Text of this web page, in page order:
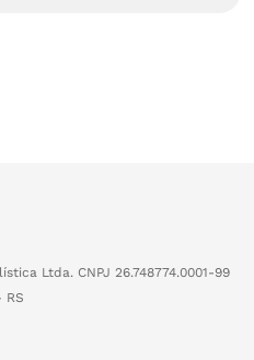
Ltda. CNPJ 26.748774.0001-99
RS